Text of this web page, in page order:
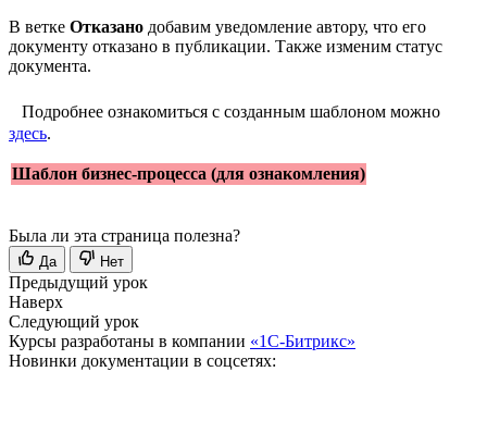
В ветке Отказано добавим уведомление автору, что его
документу отказано в публикации. Также изменим статус
документа.
Подробнее ознакомиться с созданным шаблоном можно
здесь.
Шаблон бизнес-процесса (для ознакомления)
Была ли эта страница полезна?
Да Нет
Предыдущий урок
Наверх
Следующий урок
Курсы разработаны в компании «1С-Битрикс»
Новинки документации в соцсетях: